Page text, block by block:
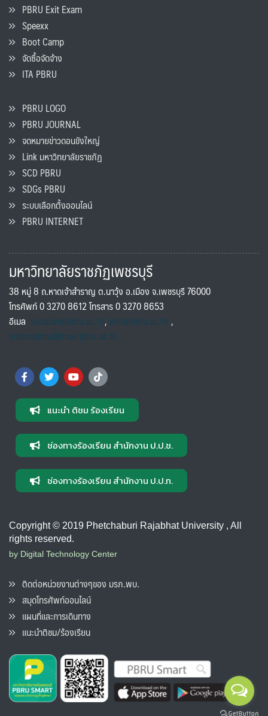
PBRU Exit Exam
Speexx
Boot Camp
จัดซื้อจัดจ้าง
ITA PBRU
PBRU LOGO
PBRU JOURNAL
จดหมายข่าวดอนขังใหญ่
Link มหาวิทยาลัยราชภัฏ
SCD PBRU
SDGs PBRU
ระบบเลือกตั้งออนไลน์
PBRU INTERNET
มหาวิทยาลัยราชภัฏเพชรบุรี
38 หมู่ 8 ถ.หาดเจ้าสำราญ ต.นาวุ้ง อ.เมือง จ.เพชรบุรี 76000
โทรศัพท์ 0 3270 8612 โทรสาร 0 3270 8653
อีเมล saraban@pbru.ac.th, info@pbru.ac.th,
international@mail.pbru.ac.th
แนะนำ ติชม ร้องเรียน
ช่องทางร้องเรียน สำนักงาน ป.ป.ช.
ช่องทางร้องเรียน สำนักงาน ป.ป.ท.
Copyright © 2019 Phetchaburi Rajabhat University , All
rights reserved.
by Digital Technology Center
ติดต่อหน่วยงานต่างๆของ มรภ.พบ.
สมุดโทรศัพท์ออนไลน์
แผนที่และการเดินทาง
แนะนำติชม/ร้องเรียน